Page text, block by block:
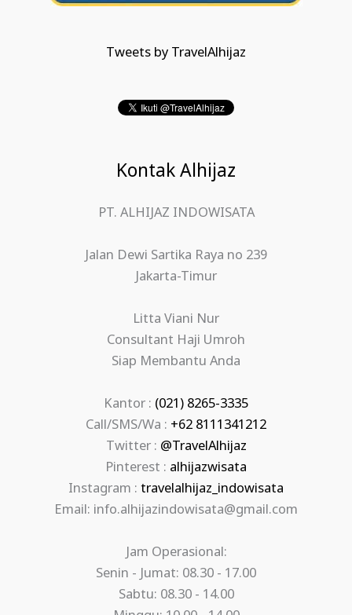
Tweets by TravelAlhijaz
Kontak Alhijaz
PT. ALHIJAZ INDOWISATA
Jalan Dewi Sartika Raya no 239
Jakarta-Timur
Litta Viani Nur
Consultant Haji Umroh
Siap Membantu Anda
Kantor : (021) 8265-3335
Call/SMS/Wa : +62 8111341212
Twitter : @TravelAlhijaz
Pinterest : alhijazwisata
Instagram : travelalhijaz_indowisata
Email: info.alhijazindowisata@gmail.com
Jam Operasional:
Senin - Jumat: 08.30 - 17.00
Sabtu: 08.30 - 14.00